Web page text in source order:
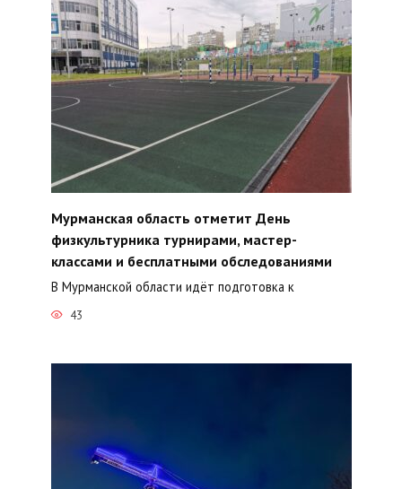
Мурманская область отметит День
физкультурника турнирами, мастер-
классами и бесплатными обследованиями
В Мурманской области идёт подготовка к
43